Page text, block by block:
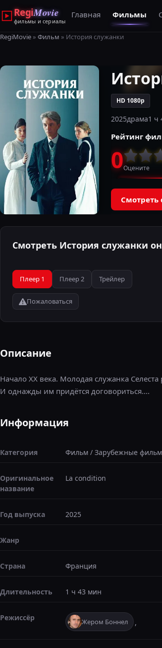
RegiMovie
фильмы и сериалы
Главная Фильмы
RegiMovie» Фильм » История служанки
HD 1080p
2025драма1 ч
Рейтинг
0Оцените
Смотреть
Смотреть История служанки
Плеер 1 Плеер 2 Трейлер
Пожаловаться
Описание
Начало XX века. Молодая служанка
И однажды им придётся договориться....
Информация
Категория Фильм / Зарубежные
Оригинальное
название
La condition
Год выпуска 2025
Жанр
Страна Франция
Длительность 1 ч 43 мин
Режиссёр Жером Боннел ,